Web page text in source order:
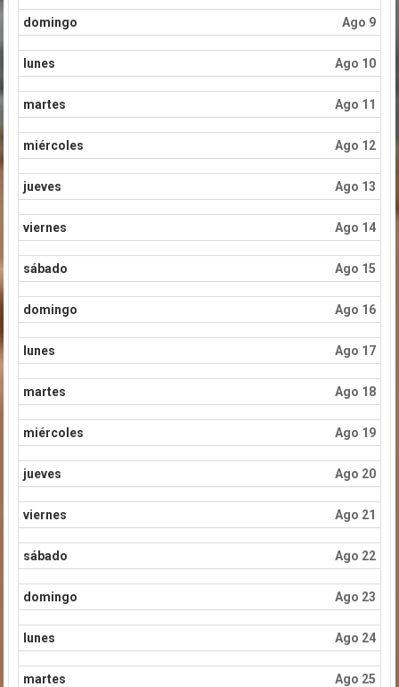
domingo Ago 9
lunes Ago 10
martes Ago 11
miércoles Ago 12
jueves Ago 13
viernes Ago 14
sábado Ago 15
domingo Ago 16
lunes Ago 17
martes Ago 18
miércoles Ago 19
jueves Ago 20
viernes Ago 21
sábado Ago 22
domingo Ago 23
lunes Ago 24
martes Ago 25